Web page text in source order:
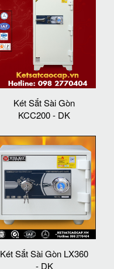
Két Sắt Sài Gòn
KCC200 - DK
Két Sắt Sài Gòn LX360
- DK